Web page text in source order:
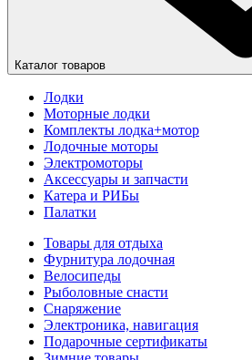
Каталог товаров
Лодки
Моторные лодки
Комплекты лодка+мотор
Лодочные моторы
Электромоторы
Аксессуары и запчасти
Катера и РИБы
Палатки
Товары для отдыха
Фурнитура лодочная
Велосипеды
Рыболовные снасти
Снаряжение
Электроника, навигация
Подарочные сертификаты